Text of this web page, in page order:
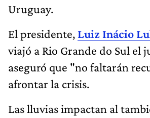
Uruguay.
El presidente, Luiz Inácio
viajó a Rio Grande do Sul el
aseguró que "no faltarán
afrontar la crisis.
Las lluvias impactan al